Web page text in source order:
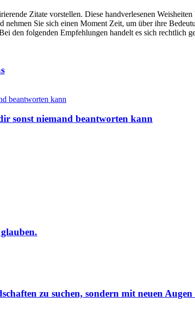
Zitate vorstellen. Diese handverlesenen
Sie sich einen Moment Zeit, um über ihre
den folgenden Empfehlungen handelt es sich rechtlich
sonst niemand beantworten kann
zu suchen, sondern mit neuen Augen